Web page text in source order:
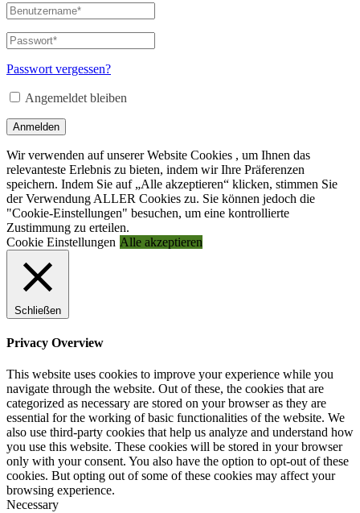
Benutzername
oder
E-
Mail-
Adresse*
Passwort*
Erforderlich
Passwort vergessen?
Angemeldet bleiben
Anmelden
Wir verwenden auf unserer Website Cookies , um Ihnen das
relevanteste Erlebnis zu bieten, indem wir Ihre Präferenzen
speichern. Indem Sie auf „Alle akzeptieren“ klicken, stimmen Sie
der Verwendung ALLER Cookies zu. Sie können jedoch die
"Cookie-Einstellungen" besuchen, um eine kontrollierte
Zustimmung zu erteilen.
Cookie Einstellungen Alle akzeptieren
Schließen
Privacy Overview
This website uses cookies to improve your experience while you
navigate through the website. Out of these, the cookies that are
categorized as necessary are stored on your browser as they are
essential for the working of basic functionalities of the website. We
also use third-party cookies that help us analyze and understand how
you use this website. These cookies will be stored in your browser
only with your consent. You also have the option to opt-out of these
cookies. But opting out of some of these cookies may affect your
browsing experience.
Necessary